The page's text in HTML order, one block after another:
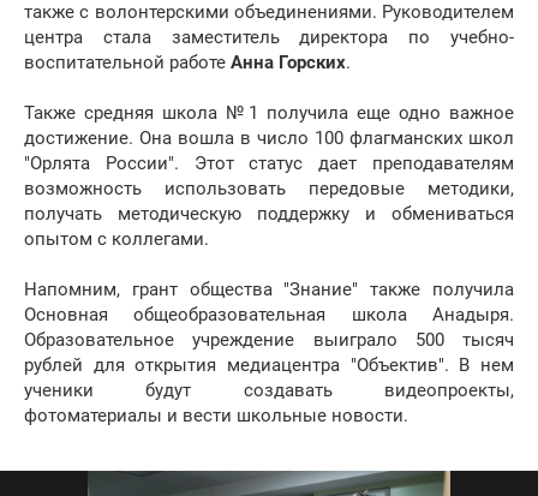
также с волонтерскими объединениями. Руководителем
центра стала заместитель директора по учебно-
воспитательной работе Анна Горских.
Также средняя школа №1 получила еще одно важное
достижение. Она вошла в число 100 флагманских школ
"Орлята России". Этот статус дает преподавателям
возможность использовать передовые методики,
получать методическую поддержку и обмениваться
опытом с коллегами.
Напомним, грант общества "Знание" также получила
Основная общеобразовательная школа Анадыря.
Образовательное учреждение выиграло 500 тысяч
рублей для открытия медиацентра "Объектив". В нем
ученики будут создавать видеопроекты,
фотоматериалы и вести школьные новости.